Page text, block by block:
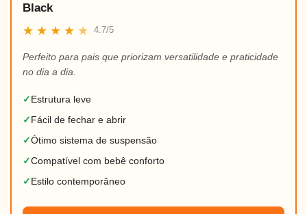
Black
★ ★ ★ ★ ★ 4.7/5
Perfeito para pais que priorizam versatilidade e praticidade
no dia a dia.
✓ Estrutura leve
✓ Fácil de fechar e abrir
✓Ótimo sistema de suspensão
✓Compatível com bebê conforto
✓ Estilo contemporâneo